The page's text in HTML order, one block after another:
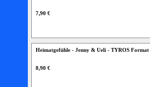
7,90 €
Heimatgefühle - Jenny & Ueli - TYROS Format
8,90 €